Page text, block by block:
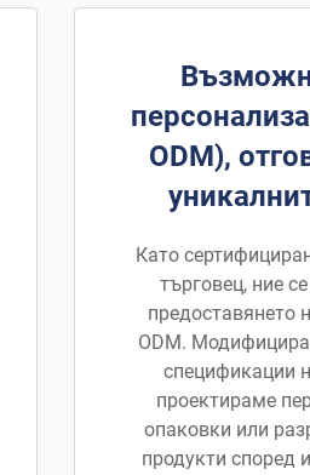
ODM),
Като
търговец, ние
предоставянето
ODM.
спецификации
проектираме
опаковки или
продукти според